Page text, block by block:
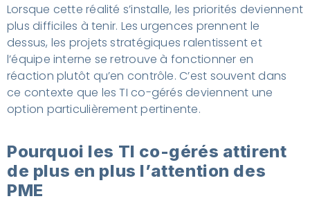
Lorsque cette réalité s’installe, les priorités deviennent
plus difficiles à tenir. Les urgences prennent le
dessus, les projets stratégiques ralentissent et
l’équipe interne se retrouve à fonctionner en
réaction plutôt qu’en contrôle. C’est souvent dans
ce contexte que les TI co-gérés deviennent une
option particulièrement pertinente.
Pourquoi les TI co-gérés attirent
de plus en plus l’attention des
PME